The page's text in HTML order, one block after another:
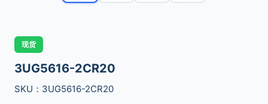
现货
3UG5616-2CR20
SKU：3UG5616-2CR20